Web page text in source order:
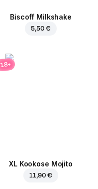
Biscoff Milkshake
5,50 €
18+
XL Kookose Mojito
11,90 €